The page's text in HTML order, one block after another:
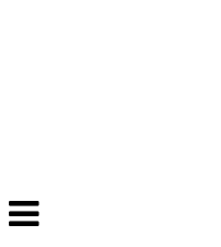
Veksle
navigasjon